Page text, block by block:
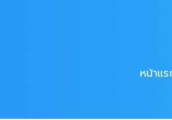
หน้าแ